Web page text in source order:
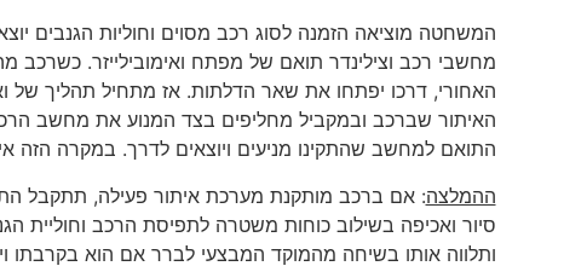
המשחטה מוציאה הזמנה לסוג רכב מסוים וחוליות הגנבים
מחשבי רכב וצילינדר תואם של מפתח ואימובילייזר. כשרכב
האחורי, דרכו יפתחו את שאר הדלתות. אז מתחיל תהליך של
האיתור שברכב ובמקביל מחליפים בצד המנוע את מחשב
התואם למחשב שהתקינו מניעים ויוצאים לדרך. במקרה הזה
ההמלצה: אם ברכב מותקנת מערכת איתור פעילה, תתקבל
ותלווה אותו בשיחה מהמוקד המבצעי לברר אם הוא בקרבתו